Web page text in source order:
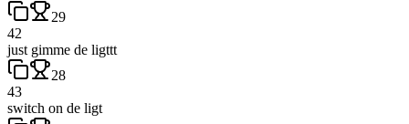
29
42
just gimme de ligttt
28
43
switch on de ligt